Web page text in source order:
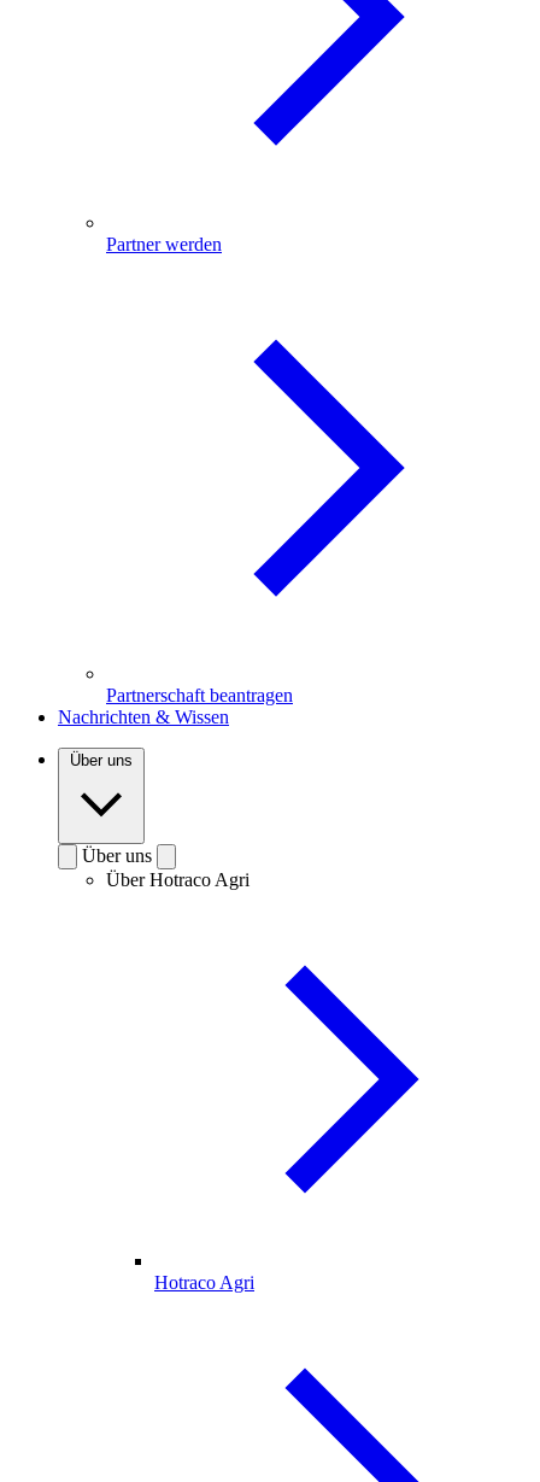
Partner werden
Partnerschaft beantragen
Nachrichten & Wissen
Über uns
Über uns
Über Hotraco Agri
Hotraco Agri